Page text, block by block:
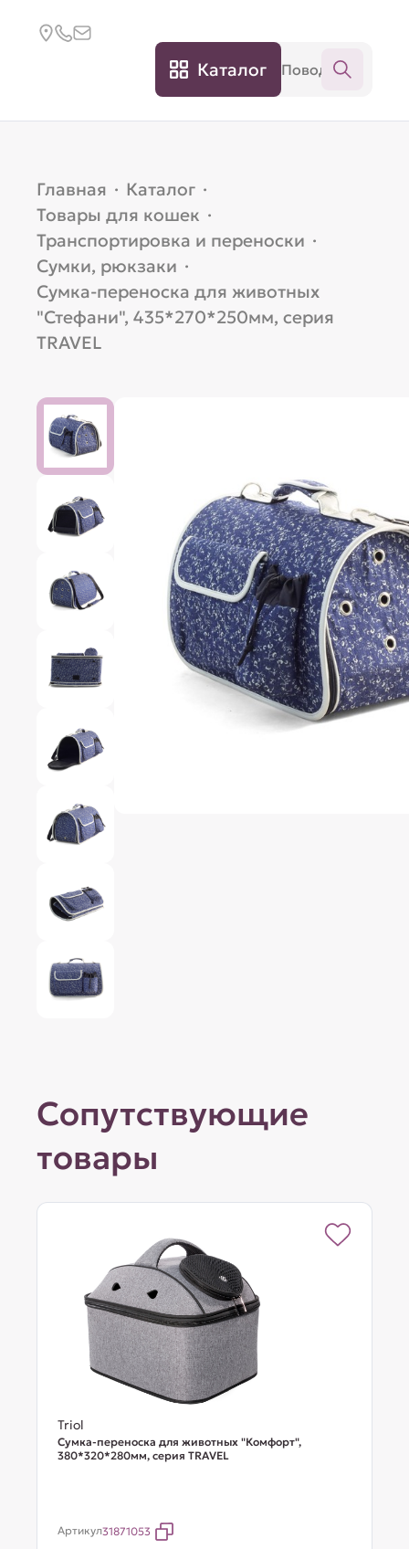
Каталог
Главная · Каталог ·
Товары для кошек ·
Транспортировка и переноски ·
Сумки, рюкзаки ·
Сумка-переноска для животных
"Стефани", 435*270*250мм, серия
TRAVEL
Сопутствующие
товары
Triol
Сумка-переноска для животных "Комфорт",
380*320*280мм, серия TRAVEL
Артикул31871053